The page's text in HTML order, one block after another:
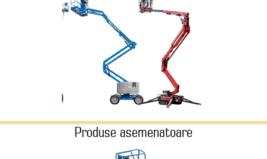
Produse asemenatoare